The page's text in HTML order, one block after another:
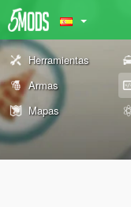
Herramientas
Armas
Mapas